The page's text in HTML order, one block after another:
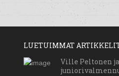
LUETUIMMAT
Ville Peltonen